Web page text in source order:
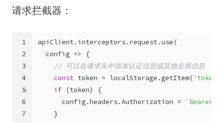
请求拦截器：
1
2
3
4
5
6
7
apiClient. interceptors. request.use(
config =>
{
// 可以在请求头中添加认证信息或其他全局信息
const token = localStorage .getItem( 'token'
if (token) {
      config.
headers.Authorization = `Bearer
    }